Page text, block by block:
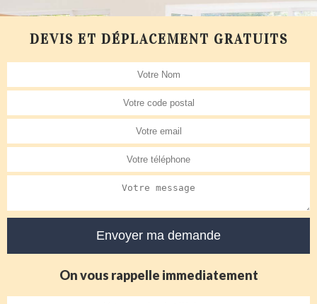
DEVIS ET DÉPLACEMENT GRATUITS
On vous rappelle immediatement